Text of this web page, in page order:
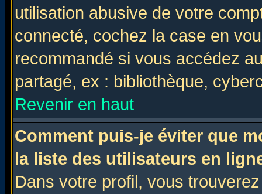
utilisation abusive de votre
connecté, cochez la case en
recommandé si vous accédez
partagé, ex : bibliothèque,
Revenir en haut
Comment puis-je éviter que
la liste des utilisateurs en
Dans votre profil, vous